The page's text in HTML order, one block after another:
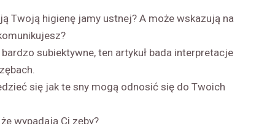
Twoją higienę jamy ustnej? A może wskazują na
subiektywne, ten artykuł bada interpretacje
się jak te sny mogą odnosić się do Twoich
wypadają Ci zęby?